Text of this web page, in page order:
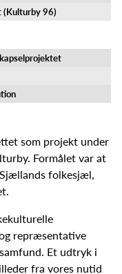
(Kulturby 96)
som projekt under
Formålet var at
folkesjæl,
repræsentative
Et udtryk i
fra vores nutid